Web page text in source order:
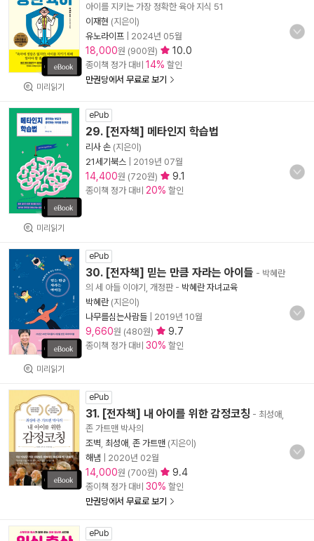
미리읽기
아이를 지키는 가장 정확한 육아 지식 51
이재현 (지은이)
유노라이프
2024년 05월
18,000원 (900원) 10.0
종이책 정가 대비 14% 할인
만권당에서 무료로 보기
미리읽기
ePub
29. [전자책] 메타인지 학습법
리사 손 (지은이)
21세기북스
2019년 07월
14,400원 (720원) 9.1
종이책 정가 대비 20% 할인
미리읽기
ePub
30. [전자책] 믿는 만큼 자라는 아이들 - 박혜란
의 세 아들 이야기, 개정판- 박혜란 자녀교육
박혜란(지은이)
나무를심는사람들
2019년 10월
9,660원 (480원) 9.7
종이책 정가 대비 30% 할인
ePub
31. [전자책] 내 아이를 위한 감정코칭 - 최성애,
존 가트맨 박사의
조벽 최성애 존 가트맨 (지은이)
해냄
2020년 02월
14,000원 (700원) 9.4
종이책 정가 대비 30% 할인
만권당에서 무료로 보기
ePub